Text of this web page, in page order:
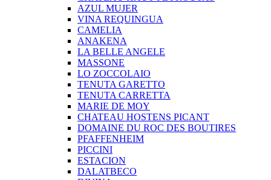
AZUL MUJER
VINA REQUINGUA
CAMELIA
ANAKENA
LA BELLE ANGELE
MASSONE
LO ZOCCOLAIO
TENUTA GARETTO
TENUTA CARRETTA
MARIE DE MOY
CHATEAU HOSTENS PICANT
DOMAINE DU ROC DES BOUTIRES
PFAFFENHEIM
PICCINI
ESTACION
DALATBECO